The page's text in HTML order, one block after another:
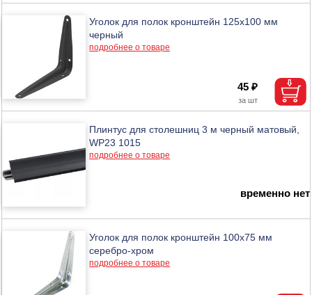
Уголок для полок кронштейн 125х100 мм
черный
подробнее о товаре
45 ₽
Плинтус для столешниц 3 м черный матовый,
WP23 1015
подробнее о товаре
временно нет
Уголок для полок кронштейн 100х75 мм
серебро-хром
подробнее о товаре